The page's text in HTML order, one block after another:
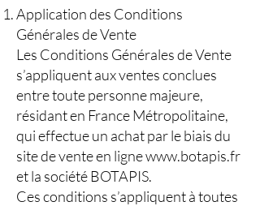
Application des Conditions
Générales de Vente
Les Conditions Générales de Vente
s’appliquent aux ventes conclues
entre toute personne majeure,
résidant en France Métropolitaine,
qui effectue un achat par le biais du
site de vente en lignewww.botapis.fr
et la société BOTAPIS.
Ces conditions s’appliquent à toutes